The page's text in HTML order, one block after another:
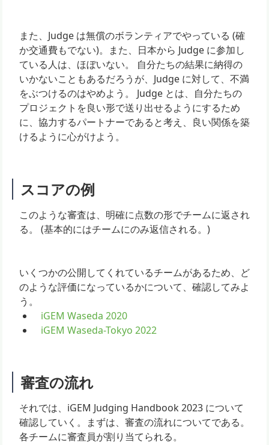
また、Judge は無償のボランティアでやっている (確
か交通費もでない)。また、日本から Judge に参加し
ている人は、ほぼいない。 自分たちの結果に納得の
いかないこともあるだろうが、Judge に対して、不満
をぶつけるのはやめよう。 Judge とは、自分たちの
プロジェクトを良い形で送り出せるようにするため
に、協力するパートナーであると考え、良い関係を築
けるように心がけよう。
スコアの例
このような審査は、明確に点数の形でチームに返され
る。 (基本的にはチームにのみ返信される。)
いくつかの公開してくれているチームがあるため、ど
のような評価になっているかについて、確認してみよ
う。
iGEM Waseda 2020
iGEM Waseda-Tokyo 2022
審査の流れ
それでは、iGEM Judging Handbook 2023 について
確認していく。まずは、審査の流れについてである。
各チームに審査員が割り当てられる。